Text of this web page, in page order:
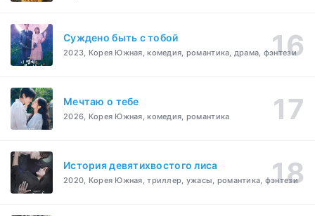
Суждено быть с тобой
2023, Корея Южная, комедия, романтика, драма, фэнтези
Мечтаю о тебе
2026, Корея Южная, комедия, романтика
История девятихвостого лиса
2020, Корея Южная, триллер, ужасы, романтика, фэнтези